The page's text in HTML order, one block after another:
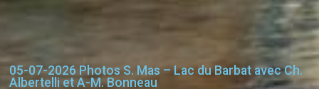
05-07-2026 Photos S. Mas – Lac du Barbat avec Ch.
Albertelli et A-M. Bonneau